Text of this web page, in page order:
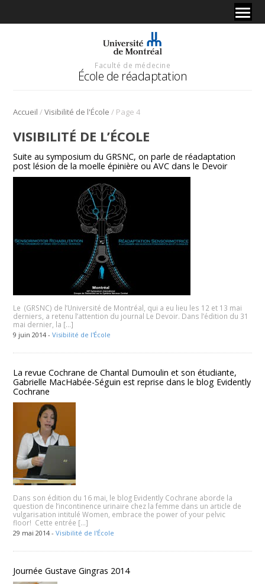
Faculté de médecine
École de réadaptation
Accueil /Visibilité de l'École / Page 4
VISIBILITÉ DE L’ÉCOLE
Suite au symposium du GRSNC, on parle de réadaptation
post lésion de la moelle épinière ou AVC dans le Devoir
Le (GRSNC) de l’Université de Montréal, qui a eu lieu les 12 et 13 mai
derniers, a retenu l’attention du journal Le Devoir. Dans l’édition du 31
mai dernier, la […]
9 juin 2014 -Visibilité de l'École
La revue Cochrane de Chantal Dumoulin et son étudiante,
Gabrielle MacHabée-Séguin est reprise dans le blog Evidently
Cochrane
Dans son édition du 16 mai, le blog Evidently Cochrane aborde la
question de l’incontinence urinaire chez la femme dans un article de
vulgarisation intitulé Women, embrace the power of your pelvic
floor! Cette entrée […]
29 mai 2014 -Visibilité de l'École
Journée Gustave Gingras 2014